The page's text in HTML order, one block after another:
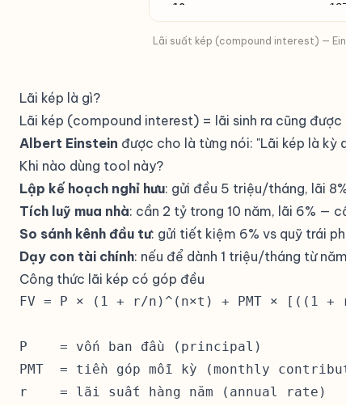
10
11
14
16
17
18
19
20
Lãi suất kép (compound interest) —
Lãi kép là gì?
Lãi kép (compound interest) = lãi sinh ra cũng
Albert Einstein được cho là từng nói: "Lãi kép là
Khi nào dùng tool này?
Lập kế hoạch nghỉ hưu: gửi đều 5 triệu/tháng, lãi
Tích luỹ mua nhà: cần 2 tỷ trong 10 năm, lãi 6% —
So sánh kênh đầu tư: gửi tiết kiệm 6% vs quỹ trái
Dạy con tài chính: nếu để dành 1 triệu/tháng từ
Công thức lãi kép có góp đều
FV = P × (1 + r/n)^(n×t) + PMT × [((1
P    = vốn ban đầu (principal)
PMT  = tiền góp mỗi kỳ (monthly
r    = lãi suất hàng năm (annual rate)